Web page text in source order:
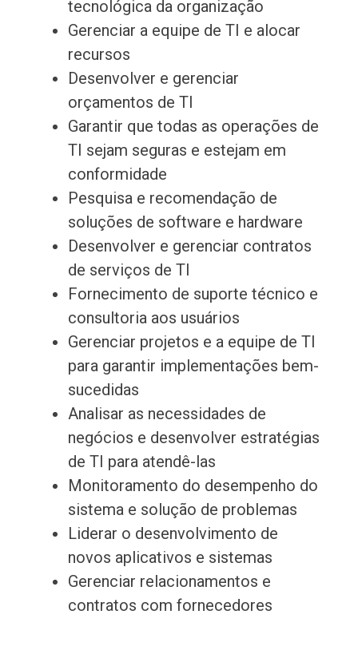
tecnológica da organização
Gerenciar a equipe de TI e alocar
recursos
Desenvolver e gerenciar
orçamentos de TI
Garantir que todas as operações de
TI sejam seguras e estejam em
conformidade
Pesquisa e recomendação de
soluções de software e hardware
Desenvolver e gerenciar contratos
de serviços de TI
Fornecimento de suporte técnico e
consultoria aos usuários
Gerenciar projetos e a equipe de TI
para garantir implementações bem-
sucedidas
Analisar as necessidades de
negócios e desenvolver estratégias
de TI para atendê-las
Monitoramento do desempenho do
sistema e solução de problemas
Liderar o desenvolvimento de
novos aplicativos e sistemas
Gerenciar relacionamentos e
contratos com fornecedores